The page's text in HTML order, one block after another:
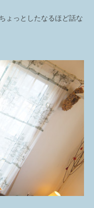
ょっとしたなるほど話な